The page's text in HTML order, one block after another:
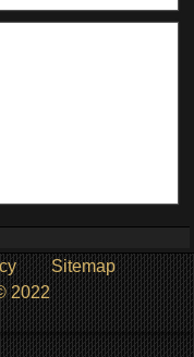
Sitemap
2022